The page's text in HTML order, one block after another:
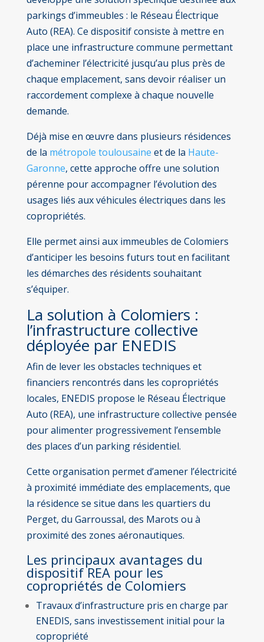
parkings d’immeubles : le Réseau Électrique
Auto (REA). Ce dispositif consiste à mettre en
place une infrastructure commune permettant
d’acheminer l’électricité jusqu’au plus près de
chaque emplacement, sans devoir réaliser un
raccordement complexe à chaque nouvelle
demande.
Déjà mise en œuvre dans plusieurs résidences
de la métropole toulousaine et de la Haute-
Garonne, cette approche offre une solution
pérenne pour accompagner l’évolution des
usages liés aux véhicules électriques dans les
copropriétés.
Elle permet ainsi aux immeubles de Colomiers
d’anticiper les besoins futurs tout en facilitant
les démarches des résidents souhaitant
s’équiper.
La solution à Colomiers :
l’infrastructure collective
déployée par ENEDIS
Afin de lever les obstacles techniques et
financiers rencontrés dans les copropriétés
locales, ENEDIS propose le Réseau Électrique
Auto (REA), une infrastructure collective pensée
pour alimenter progressivement l’ensemble
des places d’un parking résidentiel.
Cette organisation permet d’amener l’électricité
à proximité immédiate des emplacements, que
la résidence se situe dans les quartiers du
Perget, du Garroussal, des Marots ou à
proximité des zones aéronautiques.
Les principaux avantages du
dispositif REA pour les
copropriétés de Colomiers
Travaux d’infrastructure pris en charge par
ENEDIS, sans investissement initial pour la
copropriété